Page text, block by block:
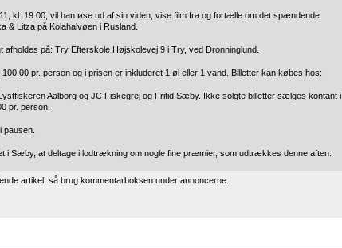
kl. 19.00, vil han øse ud af sin viden, vise film fra og fortælle om det spændende
& Litza på Kolahalvøen i Rusland.
på: Try Efterskole Højskolevej 9 i Try, ved Dronninglund.
pr. person og i prisen er inkluderet 1 øl eller 1 vand. Billetter kan købes hos:
Aalborg og JC Fiskegrej og Fritid Sæby. Ikke solgte billetter sælges kontant i
pr. person.
pausen.
i Sæby, at deltage i lodtrækning om nogle fine præmier, som udtrækkes denne aften.
artikel, så brug kommentarboksen under annoncerne.